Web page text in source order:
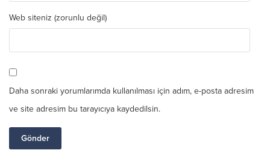
Web siteniz (zorunlu değil)
Daha sonraki yorumlarımda kullanılması için adım, e-posta adresim
ve site adresim bu tarayıcıya kaydedilsin.